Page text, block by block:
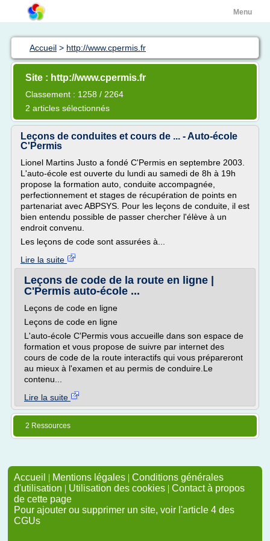
Menu
Accueil > http://www.cpermis.fr
Site : http://www.cpermis.fr
Classement : 1258 / 2264
2 articles sélectionnés
Leçons de conduites et cours de ... - Auto-école
C'Permis
Lionel Martins Justo a fondé C'Permis en septembre 2003.
L'auto-école est ouverte du lundi au samedi de 8h à 19h
propose la formation auto, conduite accompagnée,
perfectionnement et stages de récupération de points en
partenariat avec ABPSYS. Pour les leçons de conduite, il est
bien entendu possible de passer chercher l'élève à un
endroit convenu.
Les leçons de code sont assurées à...
Lire la suite
Leçons de code de la route en ligne |
C'Permis auto-école ...
Leçons de code en ligne
Leçons de code en ligne
L'auto-école C'Permis vous accueille dans son espace de
formation et vous propose de suivre par internet des
cours de code de la route interactifs qui vous prépareront
au mieux à l'examen et au permis de conduire.Le
contenu...
Lire la suite
2 Ressources
Accueil | Mentions légales | Conditions générales
d'utilisation | Utilisation des cookies | Contact à propos
de cette page
Pour ajouter ou supprimer un site, voir l'article 4 des
CGUs